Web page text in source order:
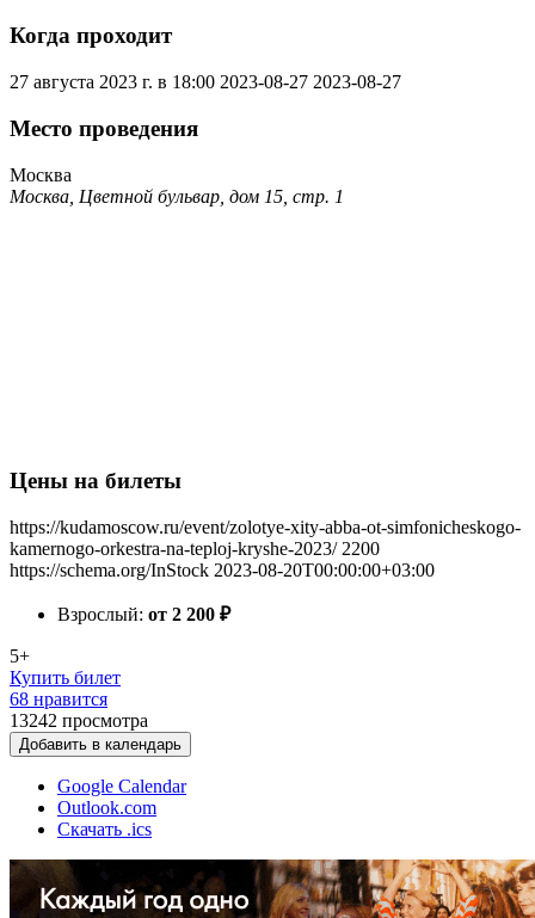
Когда проходит
27 августа 2023 г. в 18:00 2023-08-27 2023-08-27
Место проведения
Москва
Москва, Цветной бульвар, дом 15, стр. 1
Цены на билеты
https://kudamoscow.ru/event/zolotye-xity-abba-ot-simfonicheskogo-
kamernogo-orkestra-na-teploj-kryshe-2023/ 2200
https://schema.org/InStock 2023-08-20T00:00:00+03:00
Взрослый: от 2 200 ₽
5+
Купить билет
68 нравится
13242 просмотра
Добавить в календарь
Google Calendar
Outlook.com
Скачать .ics